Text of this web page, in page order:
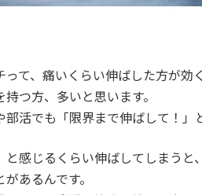
って、痛いくらい伸ばした方が効
つ方、多いと思います。
部活でも「限界まで伸ばして！」
と感じるくらい伸ばしてしまう
あるんです。